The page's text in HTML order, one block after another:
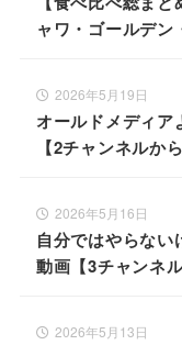
ャワ・ゴールデ
2026年5月19日
オールドメディア
【2チャンネルか
2026年5月16日
自分ではやらない
動画【3チャンネ
2026年5月13日